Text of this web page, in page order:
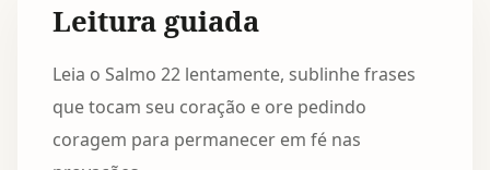
Leitura guiada
Leia o Salmo 22 lentamente, sublinhe frases
que tocam seu coração e ore pedindo
coragem para permanecer em fé nas